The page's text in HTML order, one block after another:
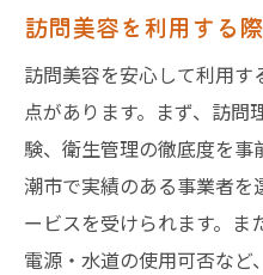
訪問美容を利用する
訪問美容を安心して利用
点があります。まず、訪問
験、衛生管理の徹底度を事
潮市で実績のある事業者
ービスを受けられます。ま
電源・水道の使用可否など